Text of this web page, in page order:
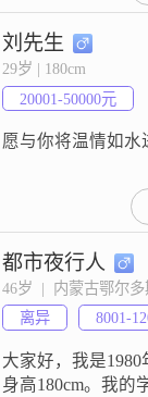
之间。我性格温柔
活，善于平衡工作
系。我觉得生活中
到自己的节奏和幸
碌，但我总是会抽
活的美好，比如阅
刘先生
29岁 | 180cm
20001-50000元
愿与你将温情如水
都市夜行人
46岁  |  内蒙古鄂尔多
离异
8001-
大家好，我是1980
身高180cm。我的